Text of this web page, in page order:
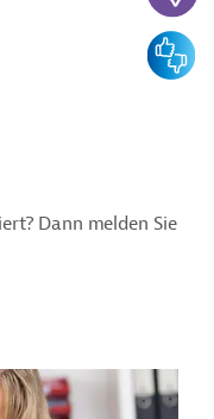
Dann melden Sie